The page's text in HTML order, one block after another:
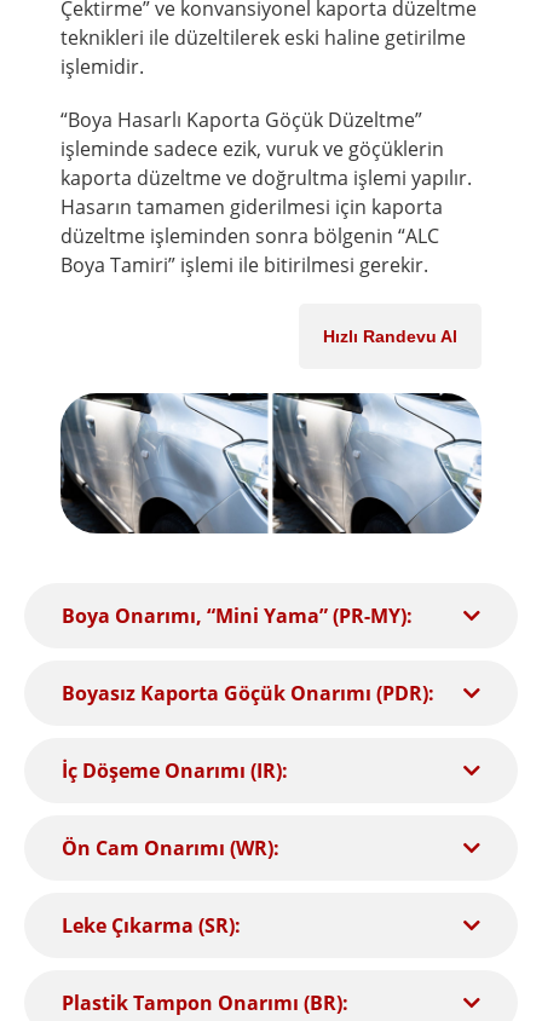
Çektirme” ve konvansiyonel kaporta düzeltme
teknikleri ile düzeltilerek eski haline getirilme
işlemidir.
“Boya Hasarlı Kaporta Göçük Düzeltme”
işleminde sadece ezik, vuruk ve göçüklerin
kaporta düzeltme ve doğrultma işlemi yapılır.
Hasarın tamamen giderilmesi için kaporta
düzeltme işleminden sonra bölgenin “ALC
Boya Tamiri” işlemi ile bitirilmesi gerekir.
Hızlı Randevu Al
Boya Onarımı, “Mini Yama” (PR-MY):
Boyasız Kaporta Göçük Onarımı (PDR):
İç Döşeme Onarımı (IR):
Ön Cam Onarımı (WR):
Leke Çıkarma (SR):
Plastik Tampon Onarımı (BR):